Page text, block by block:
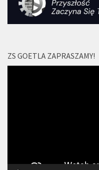
ZS GOETLA ZAPRASZAMY!